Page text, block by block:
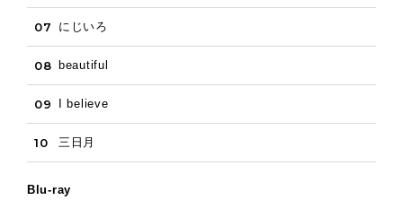
07 にじいろ
08 beautiful
09 I believe
10 三日月
Blu-ray